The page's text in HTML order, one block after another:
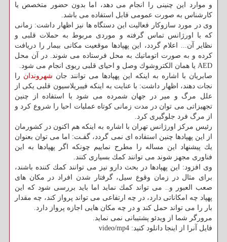
و موارد این چنینی را انجام می دهد، اما بدون حضور متخصص یا
كارشناس به صورت عمومی قابل استفاده می باشد.
وی در مورد سازوكار فعالیت این دستگاه ها نیز اظهار داشت: زمانی
كه با اورژانس تماس گرفته و موردی مربوط به حملات قلبی و
نظایر آن... اعلام گردد، این پهپادها موقعیت مكانی بیمار را دریافت
كرده و به صورت اتوماتیك به محل فرستاده می شوند. در آن محل
AED یا همان الكتروشوك وصل و احیای قلبی ریوی انجام می شود.
صابریان با اشاره به اینكه این پهپادها می توانند جان شهروندان را
نجات دهند، اظهار داشت: با عنایت به اینكه فیبریلاسیون قلبی یكی از
علل مرگ و میر در جهان شمرده می شود با استفاده از چنین
تجهیزاتی می توان در مدت زمانی كوتاه عملیات احیا را شروع كرد و
از مرگ فرد جلوگیری كرد.
رئیس مركز اورژانس تهران با اشاره به اینكه هم اكنون در كشورمان
از این پهپادها چنین استفاده ای نمی گردد، گفـت: اما می توان بعنوان
یك پیشنهاد این مساله را مطرح نماییم چونكه اگر پهپادها به این
فناوری مجهز شوند می توانند كمك بسیاری كنند.
وی افزود: این پهپادها در بحث دارو نیز می توانند كمك كننده باشند،
برای مثال در زمان وقوع سیل، گرفتار شدن افراد در مكان های
صعب العبور و.. می تواند كمك نماید اما باید بررسی شود كه این
پهپاد چه امكاناتی دارد، در چه ارتفاعی می تواند پرواز كند، چه مقدار
بار را می تواند حمل كند و در چه مكان هایی اجازه پرواز دارد.
مرورگر شما از ویدئو پشتیبانی نمی نماید.
فایل آنرا از اینجا دانلود كنید: video/mp4